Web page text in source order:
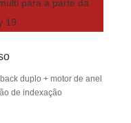
duplo + motor de anel
de indexação